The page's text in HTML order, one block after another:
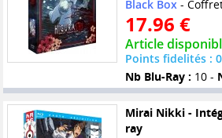
Black Box-
17.96 €
Article
Points fidelités : 0
Nb Blu-Ray : 10 -
Mirai Nikki -
ray